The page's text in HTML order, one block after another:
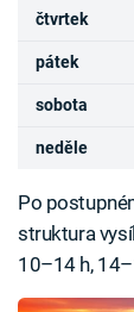
čtvrtek
pátek
sobota
neděle
Po
struktura
10–14 h,